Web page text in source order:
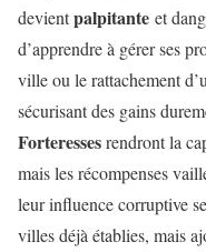
devientpalpitante et
d’apprendre à gérer ses
ville ou le rattachement
sécurisant des gains
Forteressesrendront la
mais les récompenses
leur influence corruptive
villes déjà établies, mais